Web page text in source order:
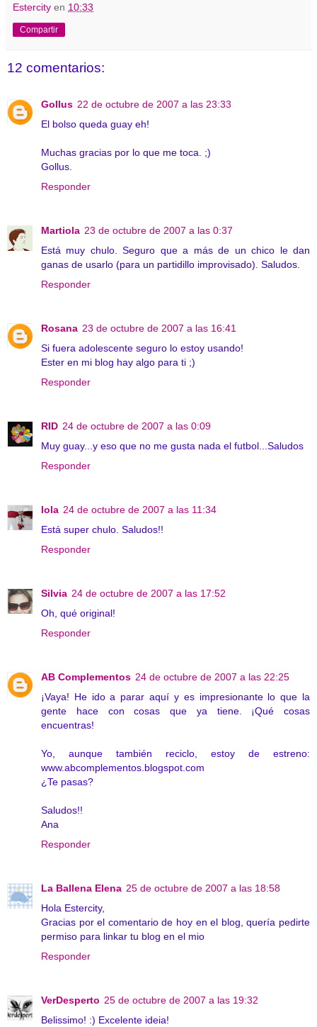
Estercity en 10:33
Compartir
12 comentarios:
Gollus 22 de octubre de 2007 a las 23:33
El bolso queda guay eh!
Muchas gracias por lo que me toca. ;)
Gollus.
Responder
Martiola 23 de octubre de 2007 a las 0:37
Está muy chulo. Seguro que a más de un chico le dan
ganas de usarlo (para un partidillo improvisado). Saludos.
Responder
Rosana 23 de octubre de 2007 a las 16:41
Si fuera adolescente seguro lo estoy usando!
Ester en mi blog hay algo para ti ;)
Responder
RID 24 de octubre de 2007 a las 0:09
Muy guay...y eso que no me gusta nada el futbol...Saludos
Responder
lola 24 de octubre de 2007 a las 11:34
Está super chulo. Saludos!!
Responder
Silvia 24 de octubre de 2007 a las 17:52
Oh, qué original!
Responder
AB Complementos 24 de octubre de 2007 a las 22:25
¡Vaya! He ido a parar aquí y es impresionante lo que la
gente hace con cosas que ya tiene. ¡Qué cosas
encuentras!
Yo, aunque también reciclo, estoy de estreno:
www.abcomplementos.blogspot.com
¿Te pasas?
Saludos!!
Ana
Responder
La Ballena Elena 25 de octubre de 2007 a las 18:58
Hola Estercity,
Gracias por el comentario de hoy en el blog, quería pedirte
permiso para linkar tu blog en el mio
Responder
VerDesperto 25 de octubre de 2007 a las 19:32
Belissimo! :) Excelente ideia!